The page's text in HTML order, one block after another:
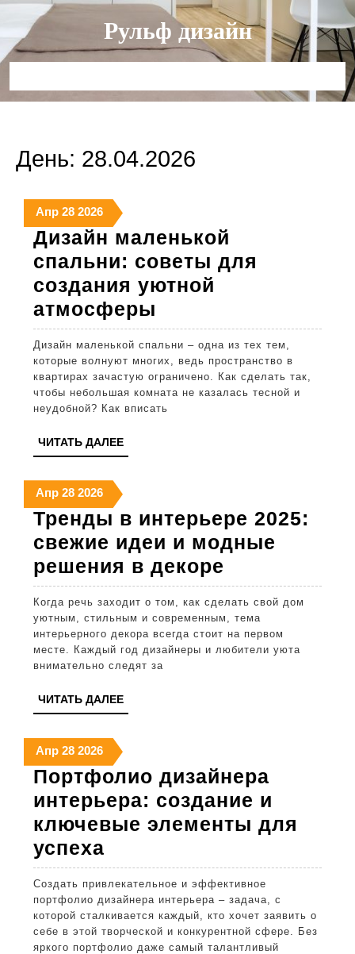
Перейти
содержимому
Рульф дизайн
День: 28.04.2026
Апр28
апреля
2026
2828
апреля
2026
202628
апреля
2026
Дизайн маленькой
спальни: советы для
создания уютной
атмосферы
маленькой
спальни:
советы
для
Дизайн маленькой спальни – одна из тех тем,
которые волнуют многих, ведь пространство в
квартирах зачастую ограничено. Как сделать так,
чтобы небольшая комната не казалась тесной и
неудобной? Как вписать
ЧИТАТЬ ДАЛЕЕЧИТАТЬ
ДАЛЕЕ
Апр28
апреля
2026
2828
апреля
2026
202628
апреля
2026
Тренды в интерьере 2025:
свежие идеи и модные
решения в декоре
в
интерьере
2025:
свежие
в
декоре
Когда речь заходит о том, как сделать свой дом
уютным, стильным и современным, тема
интерьерного декора всегда стоит на первом
месте. Каждый год дизайнеры и любители уюта
внимательно следят за
ЧИТАТЬ ДАЛЕЕЧИТАТЬ
ДАЛЕЕ
Апр28
апреля
2026
2828
апреля
2026
202628
апреля
2026
Портфолио дизайнера
интерьера: создание и
ключевые элементы для
успеха
дизайнера
интерьера:
создание
и
Создать привлекательное и эффективное
портфолио дизайнера интерьера – задача, с
которой сталкивается каждый, кто хочет заявить о
себе в этой творческой и конкурентной сфере. Без
яркого портфолио даже самый талантливый